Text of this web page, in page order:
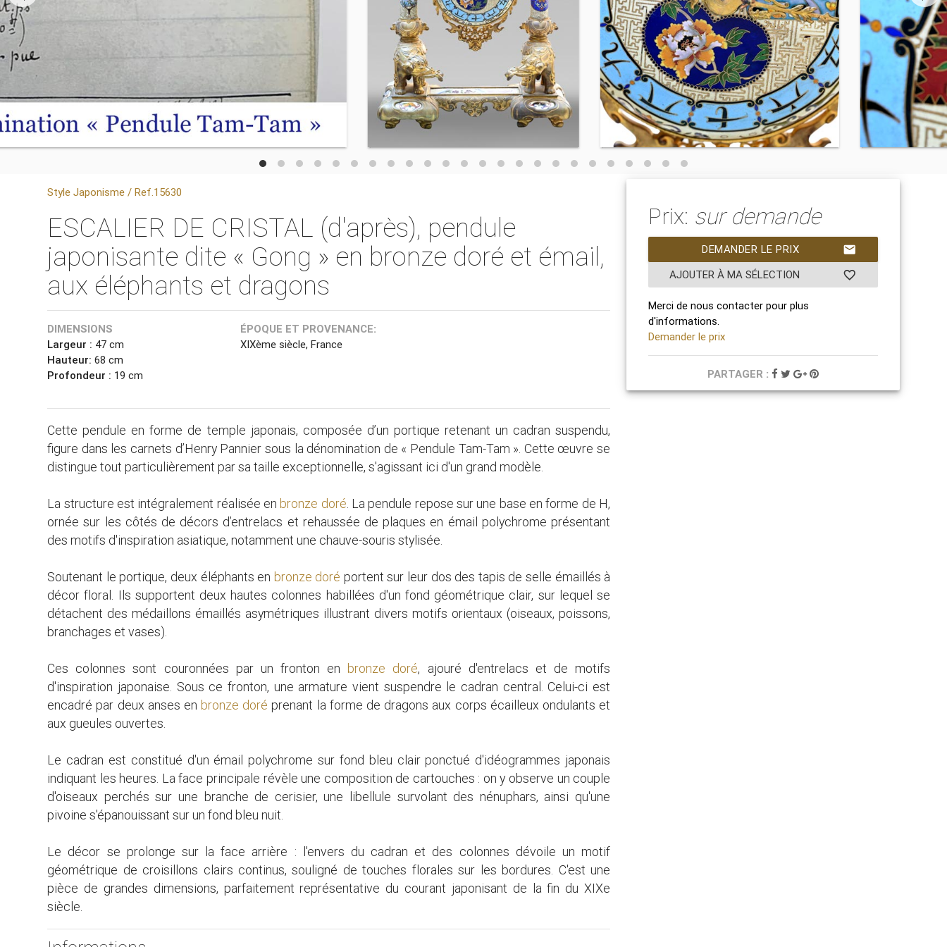
Style Japonisme / Ref.15630
ESCALIER DE CRISTAL (d'après), pendule
japonisante dite « Gong » en bronze doré et émail,
aux éléphants et dragons
DIMENSIONS
Largeur : 47 cm
Hauteur: 68 cm
Profondeur : 19 cm
ÉPOQUE ET PROVENANCE:
XIXème siècle, France
Cette pendule en forme de temple japonais, composée d’un portique retenant un cadran suspendu,
figure dans les carnets d’Henry Pannier sous la dénomination de « Pendule Tam-Tam ». Cette œuvre se
distingue tout particulièrement par sa taille exceptionnelle, s'agissant ici d'un grand modèle.
La structure est intégralement réalisée en bronze doré. La pendule repose sur une base en forme de H,
ornée sur les côtés de décors d’entrelacs et rehaussée de plaques en émail polychrome présentant
des motifs d'inspiration asiatique, notamment une chauve-souris stylisée.
Soutenant le portique, deux éléphants en bronze doré portent sur leur dos des tapis de selle émaillés à
décor floral. Ils supportent deux hautes colonnes habillées d'un fond géométrique clair, sur lequel se
détachent des médaillons émaillés asymétriques illustrant divers motifs orientaux (oiseaux, poissons,
branchages et vases).
Ces colonnes sont couronnées par un fronton en bronze doré, ajouré d'entrelacs et de motifs
d'inspiration japonaise. Sous ce fronton, une armature vient suspendre le cadran central. Celui-ci est
encadré par deux anses en bronze doré prenant la forme de dragons aux corps écailleux ondulants et
aux gueules ouvertes.
Le cadran est constitué d'un émail polychrome sur fond bleu clair ponctué d'idéogrammes japonais
indiquant les heures. La face principale révèle une composition de cartouches : on y observe un couple
d'oiseaux perchés sur une branche de cerisier, une libellule survolant des nénuphars, ainsi qu'une
pivoine s'épanouissant sur un fond bleu nuit.
Le décor se prolonge sur la face arrière : l'envers du cadran et des colonnes dévoile un motif
géométrique de croisillons clairs continus, souligné de touches florales sur les bordures. C'est une
pièce de grandes dimensions, parfaitement représentative du courant japonisant de la fin du XIXe
siècle.
Prix: sur demande
mail
DEMANDER LE PRIX
favorite_border
AJOUTER À MA SÉLECTION
Merci de nous contacter pour plus
d'informations.
Demander le prix
PARTAGER :